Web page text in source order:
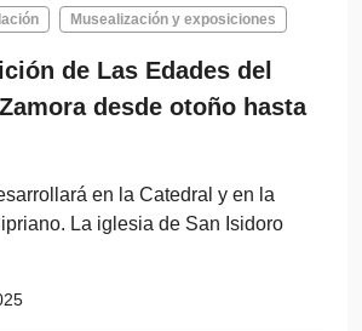
Musealización y exposiciones
de Las Edades del
desde otoño hasta
en la Catedral y en la
La iglesia de San Isidoro